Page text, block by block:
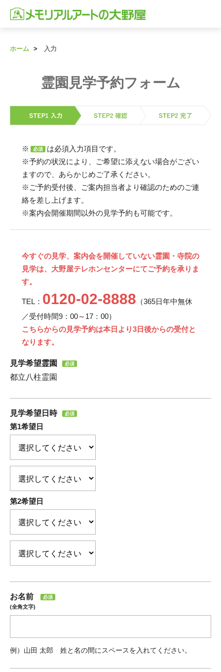
ホーム 入力
霊園見学予約フォーム
※ 必須
は必須入力項目です。
※予約の状況により、ご希望に添えない場合がござい
ますので、あらかじめご了承ください。
※ご予約受付後、ご案内担当者より確認のためのご連
絡を差し上げます。
※案内会開催期間以外の見学予約も可能です。
今すぐの見学、案内会を開催していない霊園・寺院の
見学は、大野屋テレホンセンターにてご予約を承りま
す。
TEL： 0120-02-8888 （365日年中無休
／受付時間9：00～17：00）
こちらからの見学予約は本日より3日後からの受付と
なります。
見学希望霊園 必須
都立八柱霊園
見学希望日時 必須
第1希望日
第2希望日
お名前
(全角文字)
必須
例）山田 太郎 姓と名の間にスペースを入れてください。